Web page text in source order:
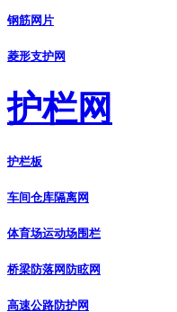
钢筋网片
菱形支护网
护栏网
护栏板
车间仓库隔离网
体育场运动场围栏
桥梁防落网防眩网
高速公路防护网